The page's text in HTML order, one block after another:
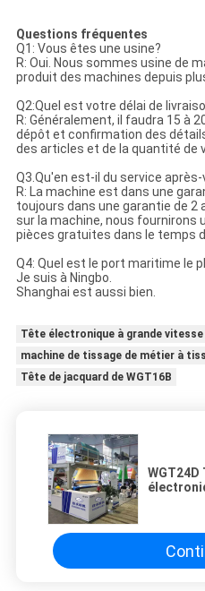
Questions fréquentes
Q1: Vous êtes une usine?
R: Oui. Nous sommes usine de
produit des machines depuis
Q2:Quel est votre délai de
R: Généralement, il faudra 15 à
dépôt et confirmation des
des articles et de la quantité de
Q3.Qu'en est-il du service
R: La machine est dans une
toujours dans une garantie de 2
sur la machine, nous fournirons
pièces gratuites dans le temps
Q4: Quel est le port maritime le
Je suis à Ningbo.
Shanghai est aussi bien.
Tête électronique à grande vitesse
machine de tissage de métier à
Tête de jacquard de WGT16B